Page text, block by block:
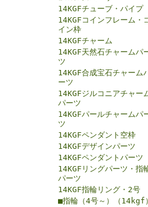
14KGFチューブ・パイプ
14KGFコインフレーム・
イン枠
14KGFチャーム
14KGF天然石チャームパ
ツ
14KGF合成宝石チャーム
ーツ
14KGFジルコニアチャー
パーツ
14KGFパールチャームパ
ツ
14KGFペンダント空枠
14KGFデザインパーツ
14KGFペンダントパーツ
14KGFリングパーツ・指
パーツ
14KGF指輪リング・2号
■指輪（4号～）（14kgf）